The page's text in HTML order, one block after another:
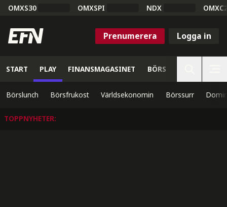
OMXS30 OMXSPI NDX
Prenumerera Logga in
START PLAY FINANSMAGASINET BÖRS
Börslunch Börsfrukost Världsekonomin Börssurr
TOPPNYHETER: